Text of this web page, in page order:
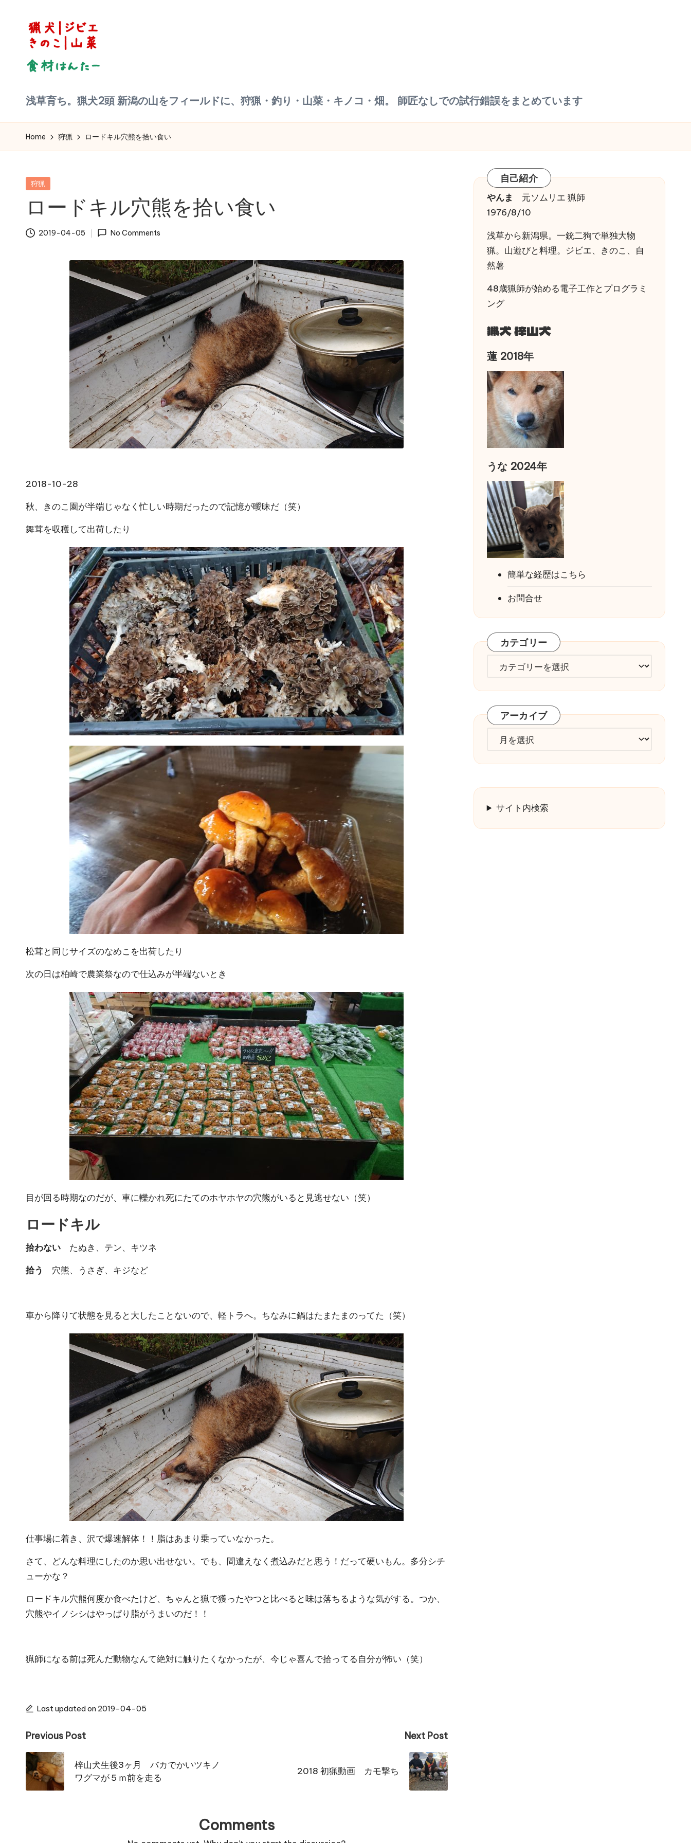
content
狩
猟
ジ
ビ
エ
料
材
ハ
タ
ー
の
浅草育ち。猟犬2頭 新潟の山をフィールドに、狩猟・釣り・山菜・キノコ・畑。 師匠なしでの試行錯誤をまとめています
Home 狩猟 ロードキル穴熊を拾い食い
Posted
狩猟
ロードキル穴熊を拾い食い
2019-04-05 No Comments
2018-10-28
秋、きのこ園が半端じゃなく忙しい時期だったので記憶が曖昧だ（笑）
舞茸を収穫して出荷したり
松茸と同じサイズのなめこを出荷したり
次の日は柏崎で農業祭なので仕込みが半端ないとき
目が回る時期なのだが、車に轢かれ死にたてのホヤホヤの穴熊がいると見逃せない（笑）
ロードキル
拾わない たぬき、テン、キツネ
拾う
穴熊、うさぎ、キジなど
車から降りて状態を見ると大したことないので、軽トラへ。ちなみに鍋はたまたまのってた（笑）
仕事場に着き、沢で爆速解体！！脂はあまり乗っていなかった。
さて、どんな料理にしたのか思い出せない。でも、間違えなく煮込みだと思う！だって硬いもん。多分シチ
ューかな？
ロードキル穴熊何度か食べたけど、ちゃんと猟で獲ったやつと比べると味は落ちるような気がする。つか、
穴熊やイノシシはやっぱり脂がうまいのだ！！
猟師になる前は死んだ動物なんて絶対に触りたくなかったが、今じゃ喜んで拾ってる自分が怖い（笑）
Last updated on 2019-04-05
Post
navigation
Previous Post
梓山犬生後3ヶ月 バカでかいツキノ
ワグマが５ｍ前を走る
Next Post
2018 初猟動画 カモ撃ち
Comments
自己紹介
やんま
元ソムリエ 猟師
1976/8/10
浅草から新潟県。一銃二狗で単独大物
猟。山遊びと料理。ジビエ、きのこ、自
然薯
48歳猟師が始める電子工作とプログラミ
ング
猟犬 梓山犬
蓮 2018年
うな 2024年
簡単な経歴はこちら
お問合せ
カテゴリー
ゴ
リ
ー
アーカイブ
カ
サイト内検索